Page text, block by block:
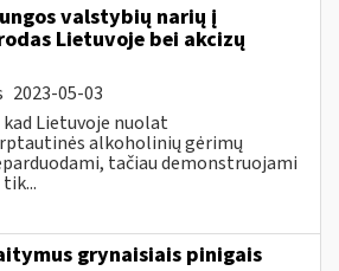
valstybių narių į
Lietuvoje bei akcizų
2023-05-03
Lietuvoje nuolat
alkoholinių gėrimų
tačiau demonstruojami
grynaisiais pinigais